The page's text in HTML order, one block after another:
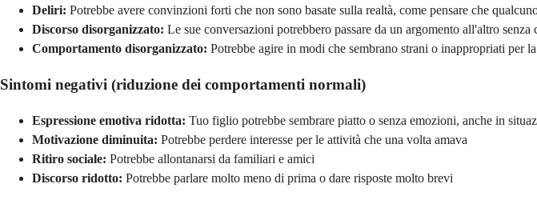
Deliri: Potrebbe avere convinzioni forti che non sono basate sulla realtà, come pensare che
Discorso disorganizzato: Le sue conversazioni potrebbero passare da un argomento all'altro senza
Comportamento disorganizzato: Potrebbe agire in modi che sembrano strani o inappropriati per
Sintomi negativi (riduzione dei comportamenti normali)
Espressione emotiva ridotta: Tuo figlio potrebbe sembrare piatto o senza emozioni, anche in
Motivazione diminuita: Potrebbe perdere interesse per le attività che una volta amava
Ritiro sociale: Potrebbe allontanarsi da familiari e amici
Discorso ridotto: Potrebbe parlare molto meno di prima o dare risposte molto brevi